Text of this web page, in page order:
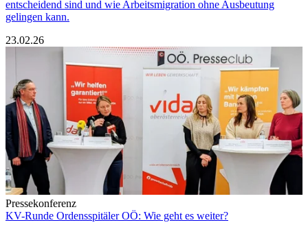
entscheidend sind und wie Arbeitsmigration ohne Ausbeutung
gelingen kann.
23.02.26
Pressekonferenz
KV-Runde Ordensspitäler OÖ: Wie geht es weiter?